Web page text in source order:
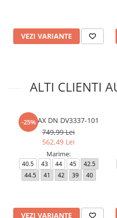
VEZI VARIANTE
ALTI CLIENTI
-25%
AIR MAX DN DV3337-101
749,99 Lei
562,49 Lei
Marime:
40.5 43 44 45
42.5
44.5
41 42 39 40
VEZI VARIANTE